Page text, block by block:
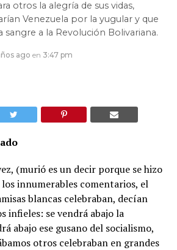
otros la alegría de sus vidas,
Venezuela por la yugular y que
sangre a la Revolución Bolivariana.
ago en 3:47 pm
(murió es un decir porque se hizo
innumerables comentarios, el
blancas celebraban, decían
infieles: se vendrá abajo la
abajo ese gusano del socialismo,
otros celebraban en grandes